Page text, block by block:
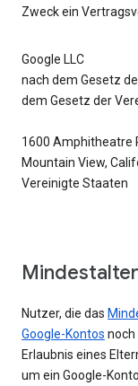
Zweck ein
Google LLC
nach dem Gesetz
dem Gesetz der
1600 Amphitheatre
Mountain View,
Vereinigte Staaten
Mindestalter
Nutzer, die das
Google-Kontos noch
Erlaubnis eines
um ein Google-